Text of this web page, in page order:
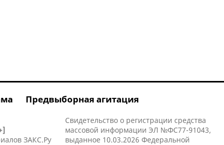
Предвыборная агитация
ЗАКС.Ру
Свидетельство о регистрации средства
массовой информации ЭЛ №ФС77-91043,
выданное 10.03.2026 Федеральной